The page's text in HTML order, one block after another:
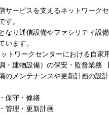
サービスを支えるネットワーク
す。
なり通信設備やファシリティ設
います。
ットワークセンターにおける自
・建物設備）の保安・監督業務
のメンテナンスや更新計画の設
保守・修繕
管理・更新計画